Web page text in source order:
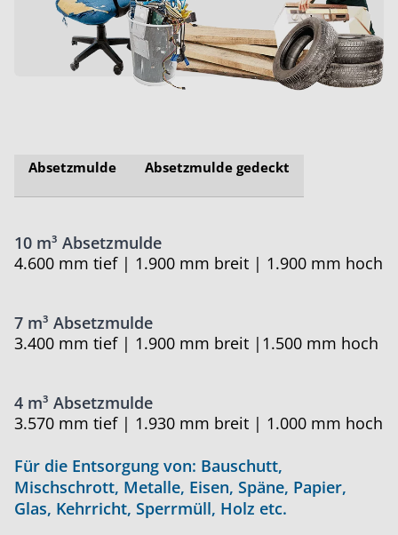
Absetzmulde Absetzmulde gedeckt
10 m³ Absetzmulde
4.600 mm tief | 1.900 mm breit | 1.900 mm hoch
7 m³ Absetzmulde
3.400 mm tief | 1.900 mm breit |1.500 mm hoch
4 m³ Absetzmulde
3.570 mm tief | 1.930 mm breit | 1.000 mm hoch
Für die Entsorgung von: Bauschutt,
Mischschrott, Metalle, Eisen, Späne, Papier,
Glas, Kehrricht, Sperrmüll, Holz etc.